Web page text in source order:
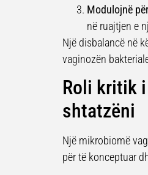
Modulojnë
në ruajtjen e
Një disbalancë në
vaginozën
Roli kritik
shtatzëni
Një mikrobiomë
për të konceptuar